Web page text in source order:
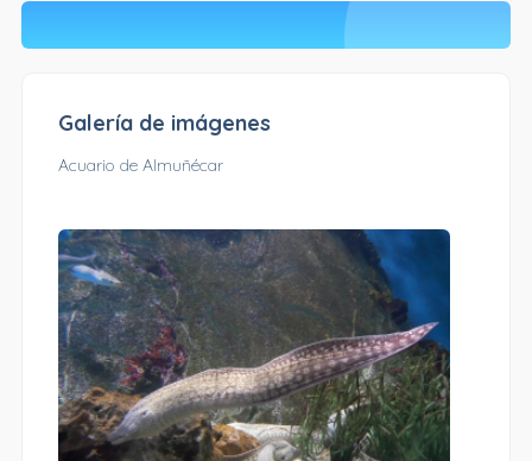
Galería de imágenes
Acuario de Almuñécar